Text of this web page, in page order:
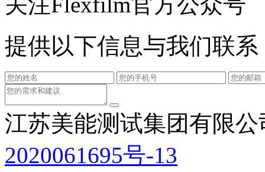
提供以下信息与我们联
江苏美能测试集团有限公
2020061695号-13